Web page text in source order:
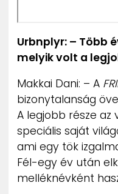
Urbnplyr: – Több
melyik volt a
Makkai Dani: – A
bizonytalanság
A legjobb része az
speciális saját
ami egy tök
Fél-egy év után
melléknévként